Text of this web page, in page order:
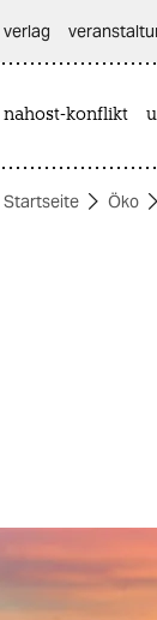
themen
verlag
nahost-konflikt
Startseite Öko